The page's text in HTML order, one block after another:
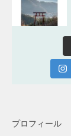
プロフィール